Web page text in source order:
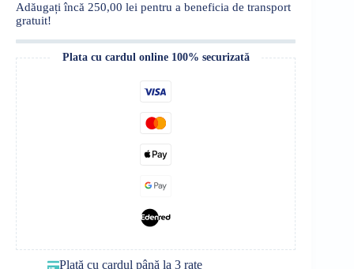
Adăugați încă 250,00 lei pentru a beneficia de transport
gratuit!
Plata cu cardul online 100% securizată
Plată cu cardul până la 3 rate